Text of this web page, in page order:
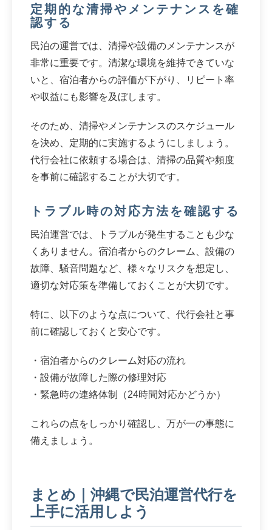
定期的な清掃やメンテナンスを確
認する
民泊の運営では、清掃や設備のメンテナンスが
非常に重要です。清潔な環境を維持できていな
いと、宿泊者からの評価が下がり、リピート率
や収益にも影響を及ぼします。
そのため、清掃やメンテナンスのスケジュール
を決め、定期的に実施するようにしましょう。
代行会社に依頼する場合は、清掃の品質や頻度
を事前に確認することが大切です。
トラブル時の対応方法を確認する
民泊運営では、トラブルが発生することも少な
くありません。宿泊者からのクレーム、設備の
故障、騒音問題など、様々なリスクを想定し、
適切な対応策を準備しておくことが大切です。
特に、以下のような点について、代行会社と事
前に確認しておくと安心です。
・宿泊者からのクレーム対応の流れ
・設備が故障した際の修理対応
・緊急時の連絡体制（24時間対応かどうか）
これらの点をしっかり確認し、万が一の事態に
備えましょう。
まとめ｜沖縄で民泊運営代行を
上手に活用しよう